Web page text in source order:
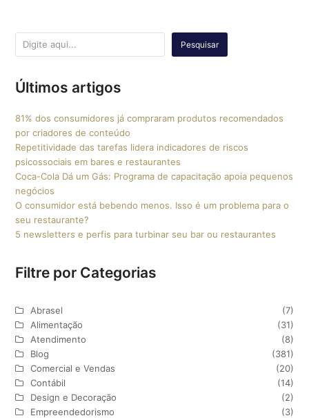
Pesquisar
Últimos artigos
81% dos consumidores já compraram produtos recomendados
por criadores de conteúdo
Repetitividade das tarefas lidera indicadores de riscos
psicossociais em bares e restaurantes
Coca-Cola Dá um Gás: Programa de capacitação apoia pequenos
negócios
O consumidor está bebendo menos. Isso é um problema para o
seu restaurante?
5 newsletters e perfis para turbinar seu bar ou restaurantes
Filtre por Categorias
Abrasel
(7)
Alimentação
(31)
Atendimento
(8)
Blog
(381)
Comercial e Vendas
(20)
Contábil
(14)
Design e Decoração
(2)
Empreendedorismo
(3)